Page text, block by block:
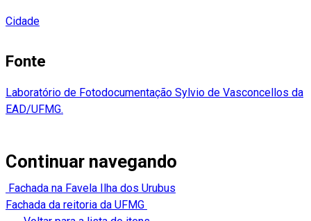
Cidade
Fonte
Laboratório de Fotodocumentação Sylvio de Vasconcellos da
EAD/UFMG.
Continuar navegando
Fachada na Favela Ilha dos Urubus
Fachada da reitoria da UFMG